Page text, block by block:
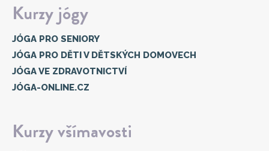
Kurzy jógy
JÓGA PRO SENIORY
JÓGA PRO DĚTI V DĚTSKÝCH DOMOVECH
JÓGA VE ZDRAVOTNICTVÍ
JÓGA-ONLINE.CZ
Kurzy všímavosti